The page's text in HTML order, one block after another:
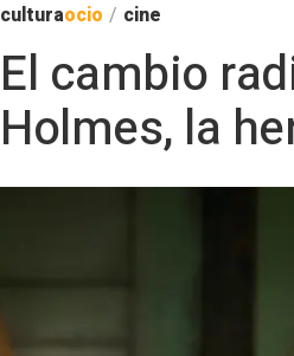
culturaocio / cine
El cambio
Holmes, la